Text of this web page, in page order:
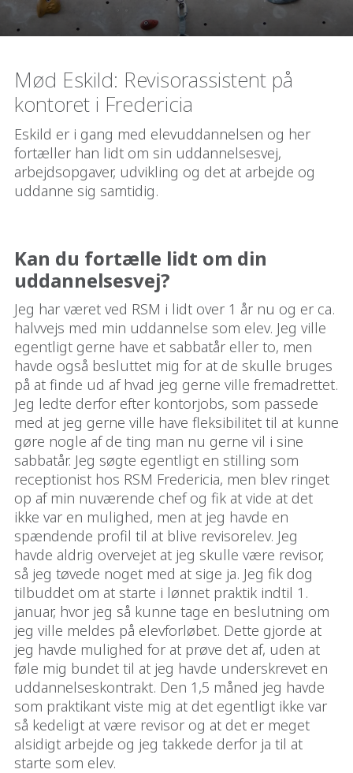
Mød Eskild: Revisorassistent på
kontoret i Fredericia
Eskild er i gang med elevuddannelsen og her
fortæller han lidt om sin uddannelsesvej,
arbejdsopgaver, udvikling og det at arbejde og
uddanne sig samtidig.
Kan du fortælle lidt om din
uddannelsesvej?
Jeg har været ved RSM i lidt over 1 år nu og er ca.
halvvejs med min uddannelse som elev. Jeg ville
egentligt gerne have et sabbatår eller to, men
havde også besluttet mig for at de skulle bruges
på at finde ud af hvad jeg gerne ville fremadrettet.
Jeg ledte derfor efter kontorjobs, som passede
med at jeg gerne ville have fleksibilitet til at kunne
gøre nogle af de ting man nu gerne vil i sine
sabbatår. Jeg søgte egentligt en stilling som
receptionist hos RSM Fredericia, men blev ringet
op af min nuværende chef og fik at vide at det
ikke var en mulighed, men at jeg havde en
spændende profil til at blive revisorelev. Jeg
havde aldrig overvejet at jeg skulle være revisor,
så jeg tøvede noget med at sige ja. Jeg fik dog
tilbuddet om at starte i lønnet praktik indtil 1.
januar, hvor jeg så kunne tage en beslutning om
jeg ville meldes på elevforløbet. Dette gjorde at
jeg havde mulighed for at prøve det af, uden at
føle mig bundet til at jeg havde underskrevet en
uddannelseskontrakt. Den 1,5 måned jeg havde
som praktikant viste mig at det egentligt ikke var
så kedeligt at være revisor og at det er meget
alsidigt arbejde og jeg takkede derfor ja til at
starte som elev.